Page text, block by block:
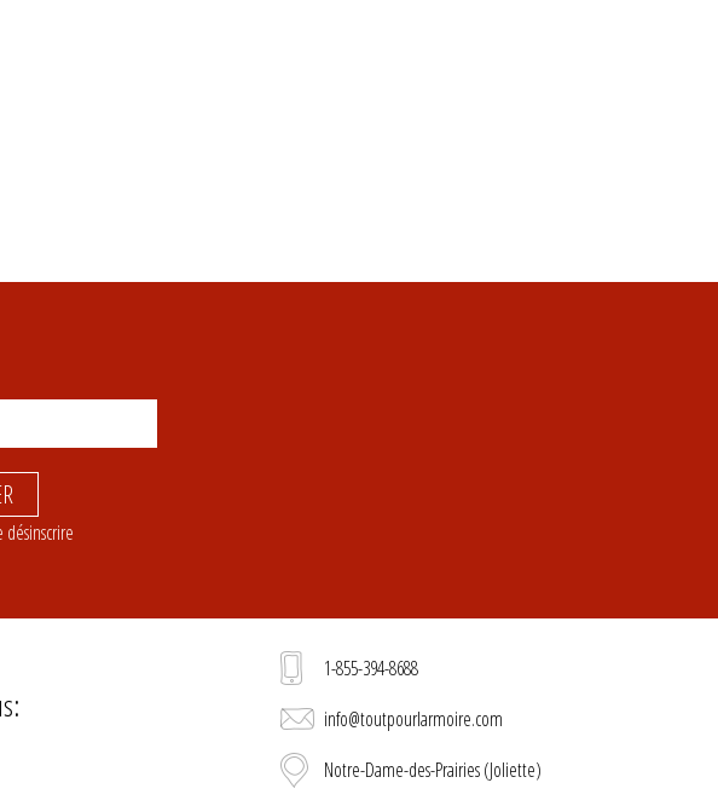
désinscrire
1-855-394-8688
info@toutpourlarmoire.com
Notre-Dame-des-Prairies (Joliette)